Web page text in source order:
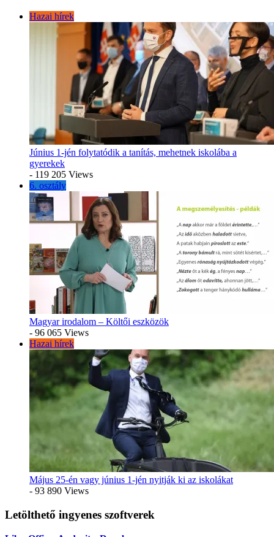
Hazai hírek
Június 1-jén folytatódik a tanítás, mehetnek iskolába a
gyerekek
- 119 205 Views
6. osztály
Magyar irodalom – Költői eszközök
- 96 065 Views
Hazai hírek
Május 25-én vagy június 1-jén nyitják ki az iskolákat
- 93 890 Views
Letölthető ingyenes szoftverek